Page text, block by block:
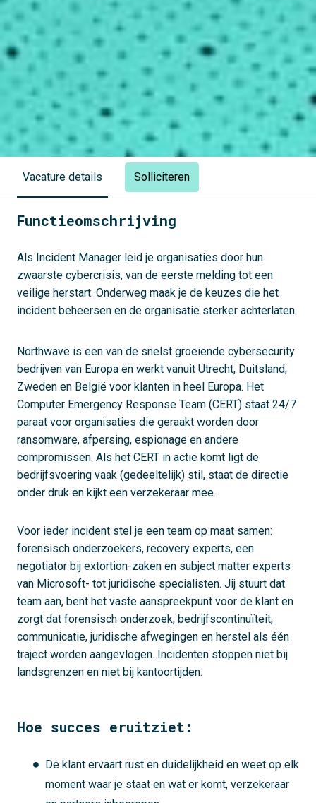
Vacature details Solliciteren
Functieomschrijving
Als Incident Manager leid je organisaties door hun
zwaarste cybercrisis, van de eerste melding tot een
veilige herstart. Onderweg maak je de keuzes die het
incident beheersen en de organisatie sterker achterlaten.
Northwave is een van de snelst groeiende cybersecurity
bedrijven van Europa en werkt vanuit Utrecht, Duitsland,
Zweden en België voor klanten in heel Europa. Het
Computer Emergency Response Team (CERT) staat 24/7
paraat voor organisaties die geraakt worden door
ransomware, afpersing, espionage en andere
compromissen. Als het CERT in actie komt ligt de
bedrijfsvoering vaak (gedeeltelijk) stil, staat de directie
onder druk en kijkt een verzekeraar mee.
Voor ieder incident stel je een team op maat samen:
forensisch onderzoekers, recovery experts, een
negotiator bij extortion-zaken en subject matter experts
van Microsoft- tot juridische specialisten. Jij stuurt dat
team aan, bent het vaste aanspreekpunt voor de klant en
zorgt dat forensisch onderzoek, bedrijfscontinuïteit,
communicatie, juridische afwegingen en herstel als één
traject worden aangevlogen. Incidenten stoppen niet bij
landsgrenzen en niet bij kantoortijden.
Hoe succes eruitziet:
De klant ervaart rust en duidelijkheid en weet op elk
moment waar je staat en wat er komt, verzekeraar